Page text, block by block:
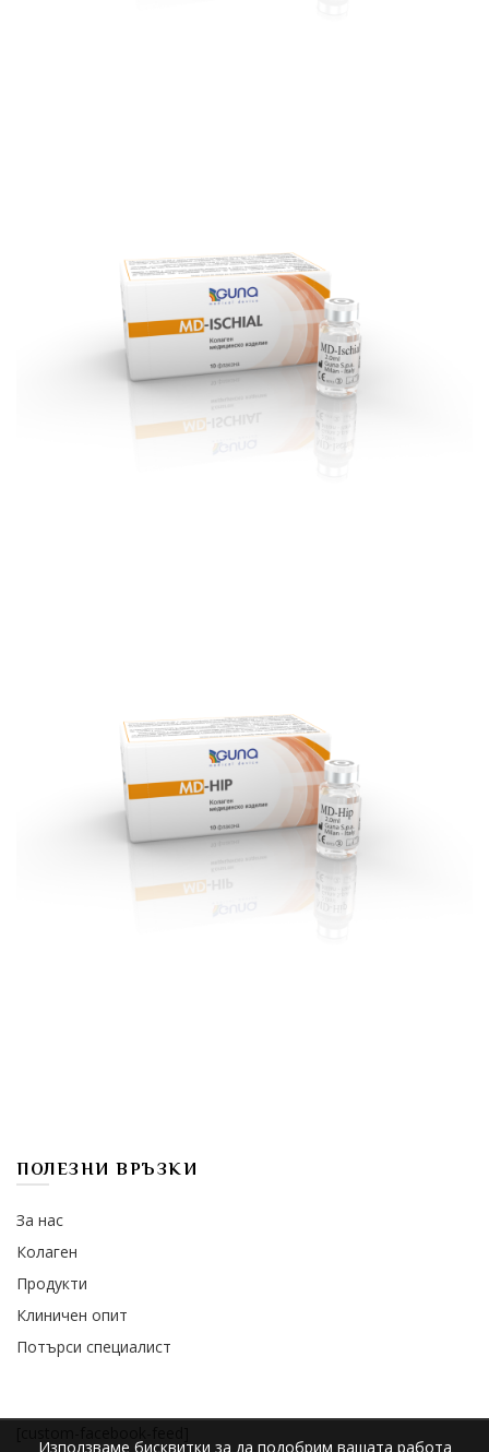
ПОЛЕЗНИ ВРЪЗКИ
За нас
Колаген
Продукти
Клиничен опит
Потърси специалист
Използваме бисквитки за да подобрим вашата работа